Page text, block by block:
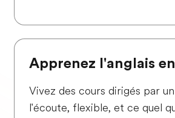
Apprenez l'anglais
Vivez des cours dirigés par
l'écoute, flexible, et ce quel